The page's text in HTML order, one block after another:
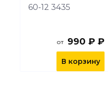
60-12 3435
от 990 ₽ ₽
В корзину